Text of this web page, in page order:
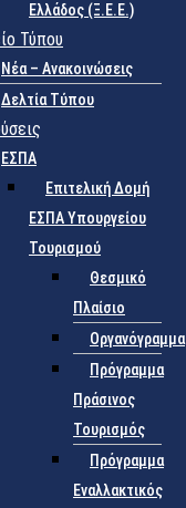
Ελλάδος (Ξ.Ε.Ε.)
Τύπου
Νέα – Ανακοινώσεις
Δελτία Τύπου
ΕΣΠΑ
Επιτελική Δομή
ΕΣΠΑ Υπουργείου
Τουρισμού
Θεσμικό
Πλαίσιο
Οργανόγραμμα
Πρόγραμμα
Πράσινος
Τουρισμός
Πρόγραμμα
Εναλλακτικός